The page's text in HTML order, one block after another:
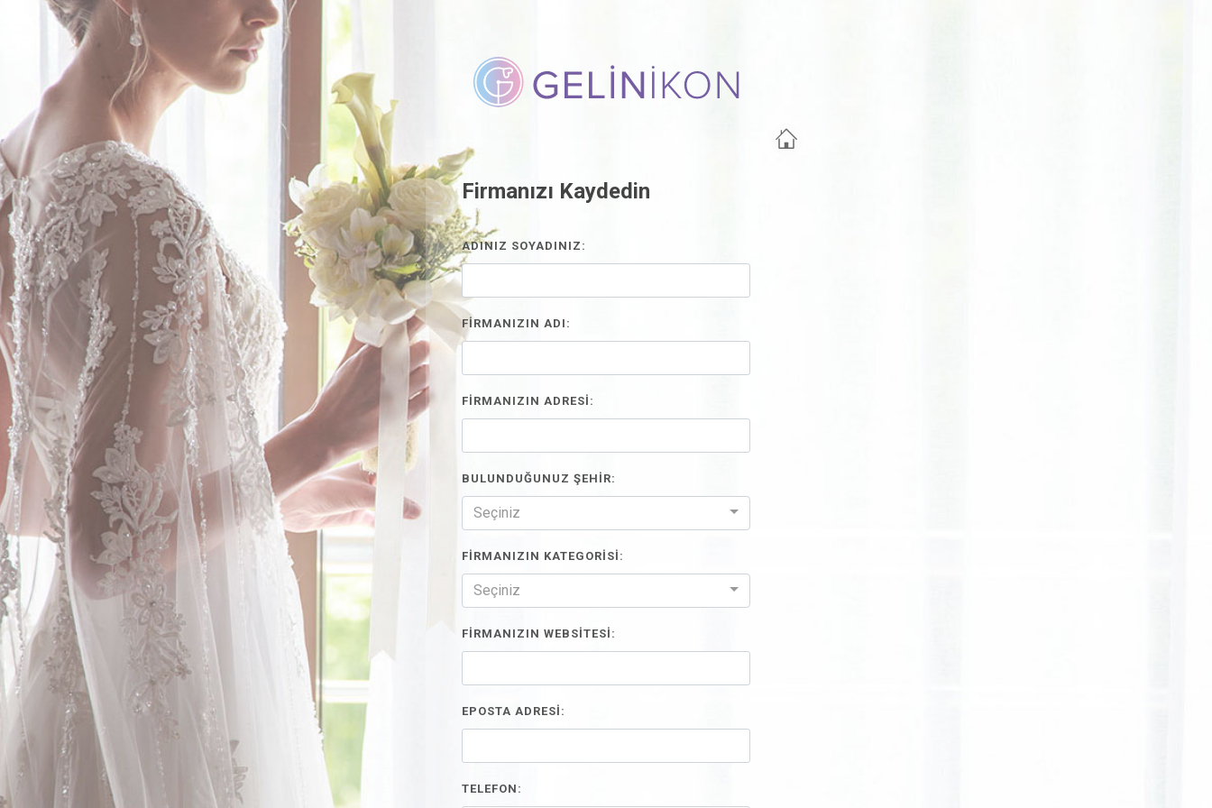
Firmanızı Kaydedin
ADINIZ SOYADINIZ:
FİRMANIZIN ADI:
FİRMANIZIN ADRESİ:
BULUNDUĞUNUZ ŞEHİR:
Seçiniz
FİRMANIZIN KATEGORİSİ:
Seçiniz
FİRMANIZIN WEBSİTESİ:
EPOSTA ADRESİ:
TELEFON: